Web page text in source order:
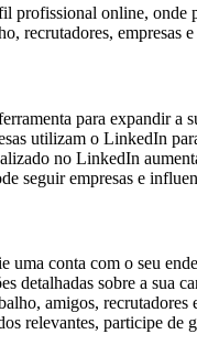
profissional online,
recrutadores, empresas
para expandir a
utilizam o LinkedIn
no LinkedIn
seguir empresas e
uma conta com o seu
detalhadas sobre a sua
amigos, recrutadores
relevantes, participe de